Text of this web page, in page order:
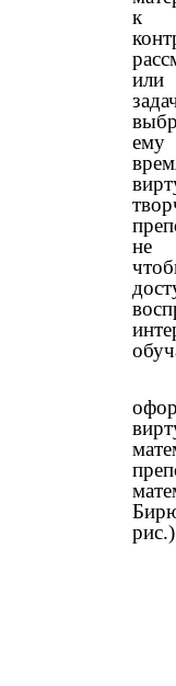
к
или
не
рис.)